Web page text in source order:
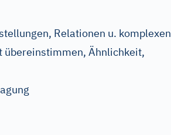
Relationen u. komplexen
übereinstimmen, Ähnlichkeit,